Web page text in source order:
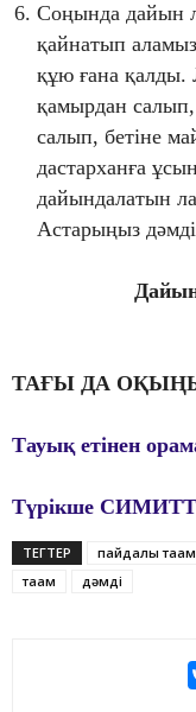
Соңында дайын
қайнатып
құю ғана қалды.
қамырдан
салып, бетіне
дастарханға
дайындалатын
Астарыңыз
ТАҒЫ ДА
Тауық етінен
Түрікше СИМИТТІ
ТЕГТЕР пайдалы тағам
тағам
дәмді